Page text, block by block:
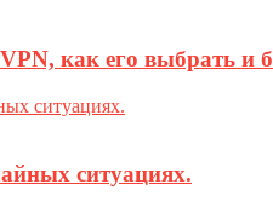
как его выбрать и
ситуациях.